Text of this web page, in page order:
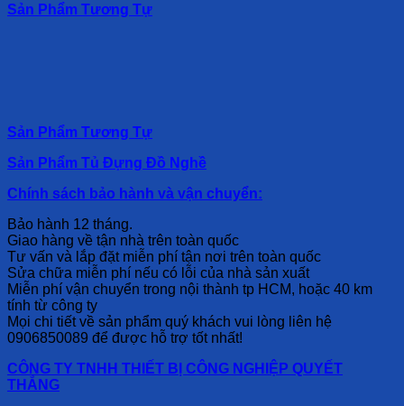
Sản Phẩm Tương Tự
Sản Phẩm Tương Tự
Sản Phẩm Tủ Đựng Đồ Nghề
Chính sách bảo hành và vận chuyển:
Bảo hành 12 tháng.
Giao hàng về tận nhà trên toàn quốc
Tư vấn và lắp đặt miễn phí tận nơi trên toàn quốc
Sửa chữa miễn phí nếu có lỗi của nhà sản xuất
Miễn phí vận chuyển trong nội thành tp HCM, hoặc 40 km
tính từ công ty
Mọi chi tiết về sản phẩm quý khách vui lòng liên hệ
0906850089 để được hỗ trợ tốt nhất!
CÔNG TY TNHH THIẾT BỊ CÔNG NGHIỆP QUYẾT
THẮNG